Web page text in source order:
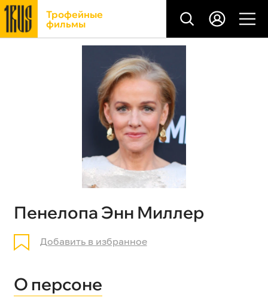
Трофейные
фильмы
Пенелопа Энн Миллер
Добавить в избранное
О персоне